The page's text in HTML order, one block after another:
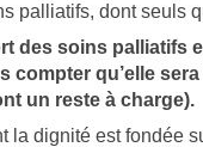
palliatifs, dont seuls
des soins
compter qu’elle
un reste à charge).
la dignité est fondée